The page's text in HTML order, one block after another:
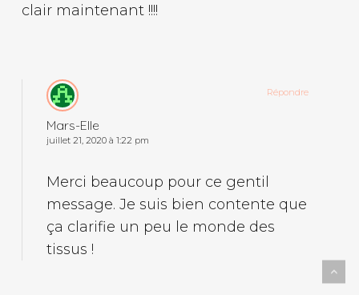
clair maintenant !!!!
Mars-Elle
juillet 21, 2020 à 1:22 pm
Merci beaucoup pour ce gentil
message. Je suis bien contente que
ça clarifie un peu le monde des
tissus !
Répondre